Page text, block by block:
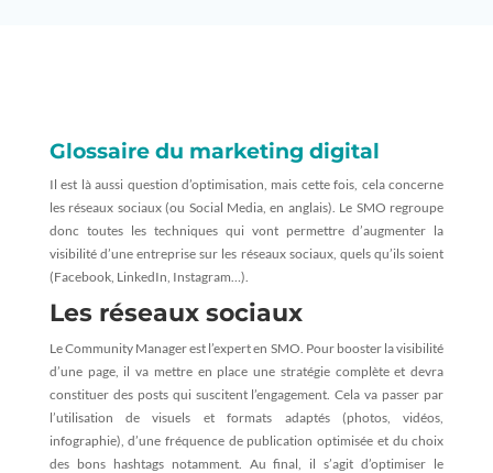
Glossaire du marketing digital
Il est là aussi question d’optimisation, mais cette fois, cela concerne
les réseaux sociaux (ou Social Media, en anglais). Le SMO regroupe
donc toutes les techniques qui vont permettre d’augmenter la
visibilité d’une entreprise sur les réseaux sociaux, quels qu’ils soient
(Facebook, LinkedIn, Instagram…).
Les réseaux sociaux
Le Community Manager est l’expert en SMO. Pour booster la visibilité
d’une page, il va mettre en place une stratégie complète et devra
constituer des posts qui suscitent l’engagement. Cela va passer par
l’utilisation de visuels et formats adaptés (photos, vidéos,
infographie), d’une fréquence de publication optimisée et du choix
des bons hashtags notamment. Au final, il s’agit d’optimiser le